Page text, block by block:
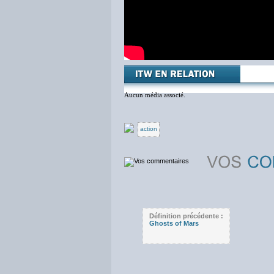
Aucun média associé.
action
Définition précédente :
Ghosts of Mars